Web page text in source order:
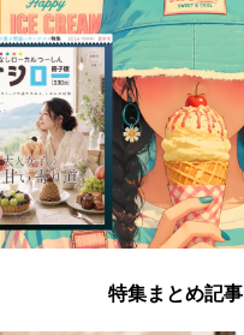
特集まとめ記事